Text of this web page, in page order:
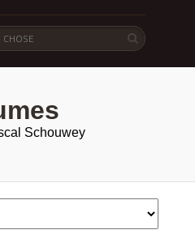
Schouwey